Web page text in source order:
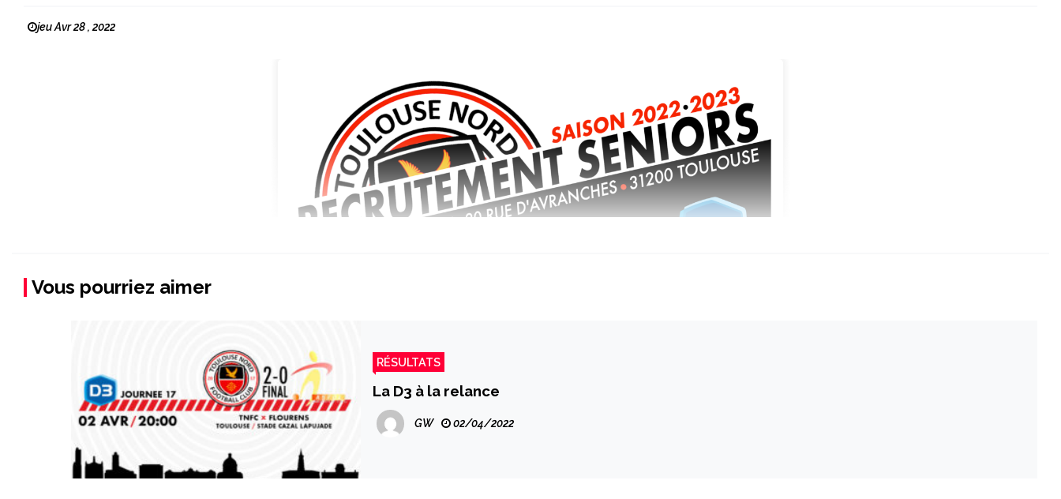
jeu Avr 28 , 2022
Vous pourriez aimer
RÉSULTATS
La D3 à la relance
GW 02/04/2022